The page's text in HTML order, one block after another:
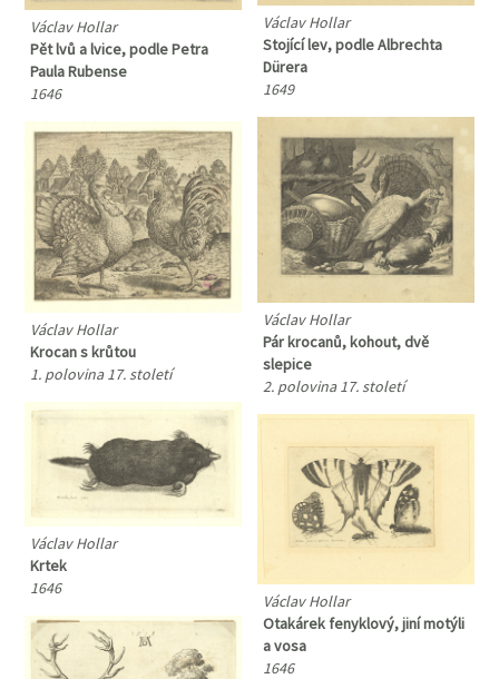
Václav Hollar
Stojící lev, podle Albrechta
Dürera
1649
Václav Hollar
Pět lvů a lvice, podle Petra
Paula Rubense
1646
Václav Hollar
Pár krocanů, kohout, dvě
slepice
2. polovina 17. století
Václav Hollar
Krocan s krůtou
1. polovina 17. století
Václav Hollar
Krtek
1646
Václav Hollar
Otakárek fenyklový, jiní motýli
a vosa
1646